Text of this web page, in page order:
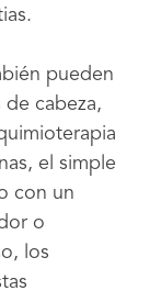
pueden
cabeza,
el simple
con un
o
los